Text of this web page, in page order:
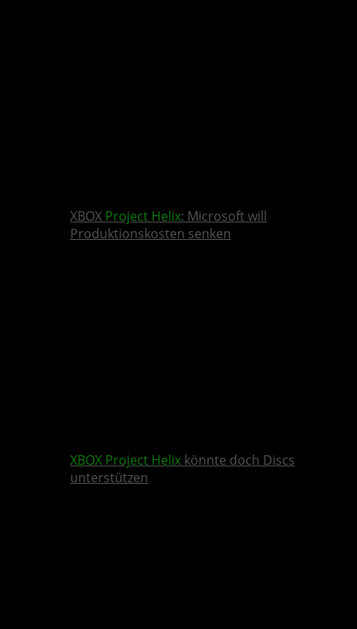
XBOX Project Helix: Microsoft will
Produktionskosten senken
XBOX Project Helix könnte doch Discs
unterstützen